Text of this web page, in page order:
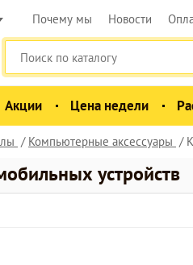
Почему мы Новости
Акции Цена недели
Компьютерные аксессуары
устройств